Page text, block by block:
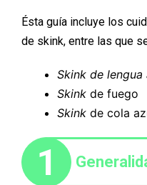
Ésta guía incluye los
de skink, entre las que
Skink de lengua
Skink de fuego
Skink de cola
1